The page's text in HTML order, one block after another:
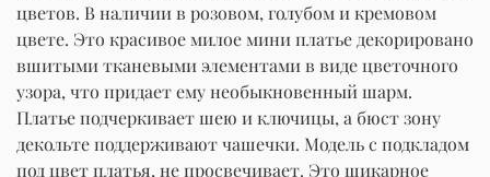
цветов. В наличии в розовом, голубом и кремовом
цвете. Это красивое милое мини платье декорировано
вшитыми тканевыми элементами в виде цветочного
узора, что придает ему необыкновенный шарм.
Платье подчеркивает шею и ключицы, а бюст зону
декольте поддерживают чашечки. Модель с подкладом
под цвет платья, не просвечивает. Это шикарное